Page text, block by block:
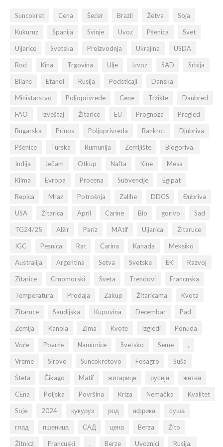
Suncokret Cena Šećer Brazil Žetva Soja
Kukuruz Španija Svinje Uvoz Pšenica Svet
Uljarice Svetska Proizvodnja Ukrajina USDA
Rod Kina Trgovina Ulje Izvoz SAD Srbija
Bilans Etanol Rusija Podsticaji Danska
Ministarstvo Poljoprivrede Cene Tržište Danbred
FAO Izveštaj Žitarice EU Prognoza Pregled
Bugarska Prinos Poljoprivreda Bankrot Djubriva
Pšenice Turska Rumunija Zemljište Biogoriva.
Indija Ječam Otkup Nafta Kine Mesa
Klima Evropa Procena Subvencije Egipat
Repica Mraz Potrošnja Zalihe DDGS Đubriva
USA Žitarica April Carine Bio gorivo Sad
TG24/25 Alžir Pariz MAtif Uljarica Žitaruce
IGC Pesnica Rat Carina Kanada Meksiko
Australija Argentina Setva Svetske EK Razvoj
Zitarice Crnomorski Sveta Trendovi Francuska
Temperatura Prodaja Zakup Žitaricama Kvota
Zitaruce Saudijska Kupovina Decembar Pad
Zemlja Kanola Zima Kvote Izgledi Ponuda
Voće Povrće Namirnice Svetsko Seme ,
Vreme Sirovo Suncokretovo Fosagro Suša
Šteta Čikago Matif житарице русија жетва
CEna Poljska Površina Kriza Nemačka Kvalitet
Soje 2024 кукуруз род африка суша
глад пшеница САД цена Berza Žito
Žitnicž Francuski . Berze Uvoznici Rusija.